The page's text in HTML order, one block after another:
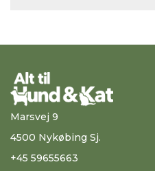
Marsvej 9
4500 Nykøbing Sj.
+45 59655663